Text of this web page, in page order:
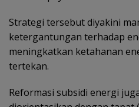
Strategi tersebut diyakini
ketergantungan terhadap
meningkatkan ketahanan
tertekan.
Reformasi subsidi energi